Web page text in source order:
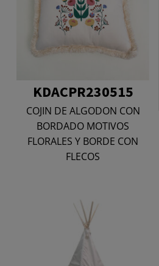
KDACPR230515
COJIN DE ALGODON CON
BORDADO MOTIVOS
FLORALES Y BORDE CON
FLECOS